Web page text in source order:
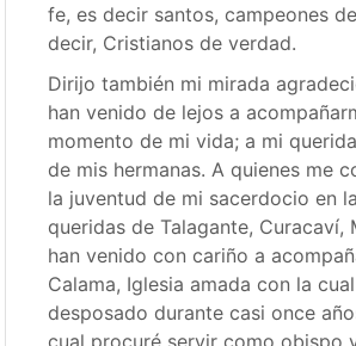
fe, es decir santos, campeones
decir, Cristianos de verdad.
Dirijo también mi mirada
han venido de lejos a
momento de mi vida; a mi
de mis hermanas. A quienes me
la juventud de mi sacerdocio en
queridas de Talagante, Curacaví,
han venido con cariño a
Calama, Iglesia amada con la
desposado durante casi once
cual procuré servir como obispo